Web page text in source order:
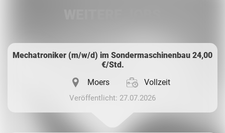
Mechatroniker (m/w/d) im Sondermaschinenbau 24,00
€/Std.
Moers
Vollzeit
Veröffentlicht: 27.07.2026